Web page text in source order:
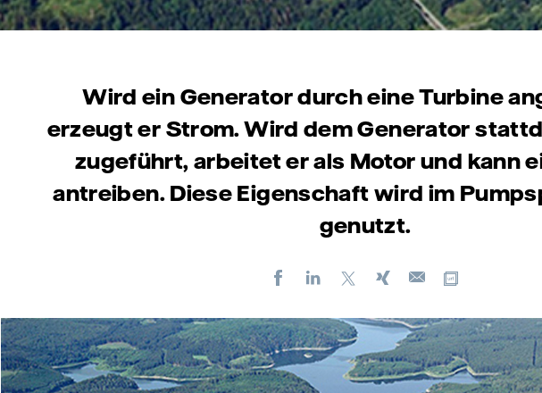
Wird ein Generator durch eine Turbine
erzeugt er Strom. Wird dem Generator
zugeführt, arbeitet er als Motor und kann
antreiben. Diese Eigenschaft wird im
genutzt.
FacebookLinkedIn Xing
E-